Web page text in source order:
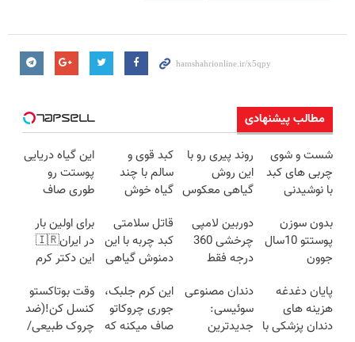
مطالب پیشنهادی
شست و شوی
چربی های کبد
با نوشیدنی
روند پیری رو با
این روش
گیاهی معکوس
کبد قوی و
سالم با چند
گیاه خوش
این گیاه دریایی
پوستت رو
طوری صاف
20سال جوون
شدی🔥
بدون سوزن
پوستتو 10سال
جوون
پاییزی
دوربین لامپی
چرخشی 360
درجه فقط
🔥 پرداخت
درب منزل
قاتل سلامتی
کبد چربه با این
دمنوش گیاهی
برای اولین بار
در ایران🇮🇷
این دکتر کرم
روزه ساخت!
پایان دغدغه
هزینه های
دندان پزشکی با
دندان مصنوعی
سوئیسی:
جدیدترین
این کرم جلبک،
جوری چروکاتو
صاف میکنه که
وقت بوتاکستو
کنسل کن!(ضد
چروک طبیعی/